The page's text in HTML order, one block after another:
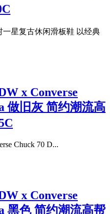
一星复古休闲滑板鞋 以经典
x Converse
做旧灰 简约潮流高
Chuck 70 D...
x Converse
黑色 简约潮流高帮